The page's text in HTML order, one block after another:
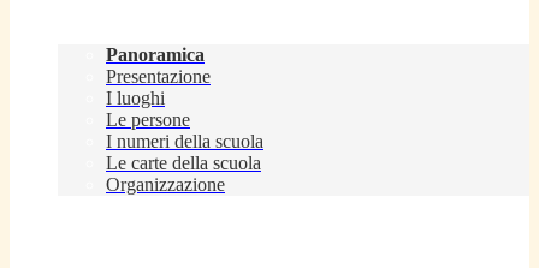
Panoramica
Presentazione
I luoghi
Le persone
I numeri della scuola
Le carte della scuola
Organizzazione